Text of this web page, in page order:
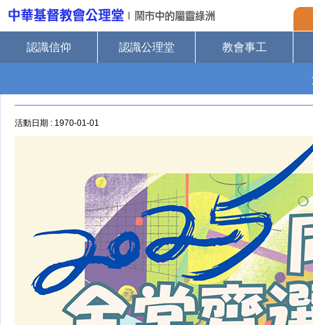
認識信仰 認識公理堂 教會事工
活動日期 : 1970-01-01